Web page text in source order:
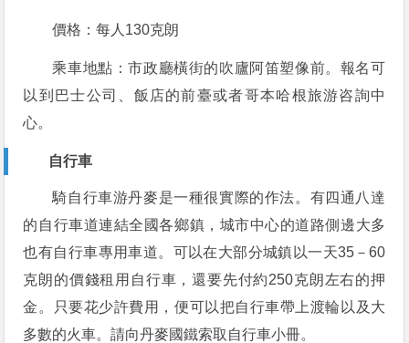
價格：每人130克朗
乘車地點：市政廳橫街的吹廬阿笛塑像前。報名可
以到巴士公司、飯店的前臺或者哥本哈根旅游咨詢中
心。
自行車
騎自行車游丹麥是一種很實際的作法。有四通八達
的自行車道連結全國各鄉鎮，城市中心的道路側邊大多
也有自行車專用車道。可以在大部分城鎮以一天35－60
克朗的價錢租用自行車，還要先付約250克朗左右的押
金。只要花少許費用，便可以把自行車帶上渡輪以及大
多數的火車。請向丹麥國鐵索取自行車小冊。